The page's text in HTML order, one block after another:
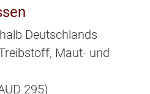
Deutschlands
Maut- und
295)